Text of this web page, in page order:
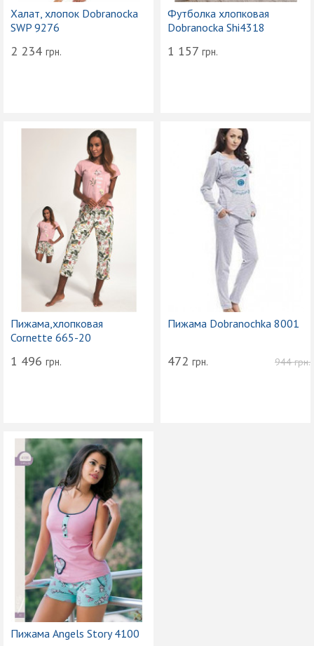
Халат, хлопок Dobranocka
SWP 9276
2 234 грн.
Футболка хлопковая
Dobranocka Shi4318
1 157 грн.
Пижама,хлопковая
Cornette 665-20
1 496 грн.
Пижама Dobranochka 8001
944грн.
472 грн.
Пижама Angels Story 4100